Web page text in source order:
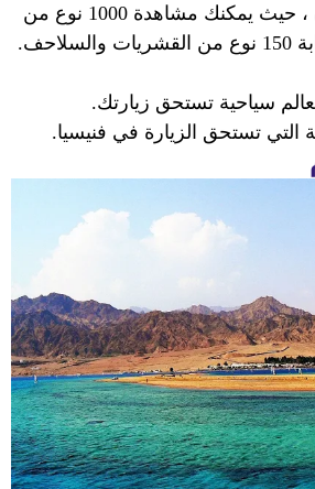
، حيث يمكنك مشاهدة 1000 نوع من
التي تستحق الزيارة في فنيسيا.